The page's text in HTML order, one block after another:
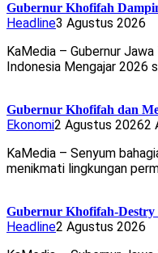
Gubernur Khofifah
Headline3 Agustus 2026
KaMedia – Gubernur
Indonesia Mengajar 2026
Gubernur Khofifah dan
Ekonomi2 Agustus 20262
KaMedia – Senyum
menikmati lingkungan
Gubernur Khofifah-Destry
Headline2 Agustus 2026